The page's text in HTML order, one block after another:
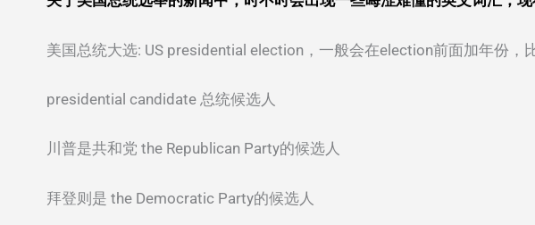
美国总统大选: US presidential election，一般会在election前面加年份，
presidential candidate 总统候选人
川普是共和党 the Republican Party的候选人
拜登则是 the Democratic Party的候选人